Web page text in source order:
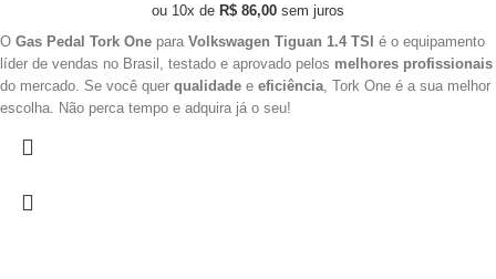
ou 10x de R$86,00sem juros
O Gas Pedal Tork One para Volkswagen Tiguan 1.4 TSI
é o equipamento
líder de vendas no Brasil, testado e aprovado pelos melhores profissionais
do mercado. Se você quer qualidade e eficiência , Tork One é a sua melhor
escolha. Não perca tempo e adquira já o seu!